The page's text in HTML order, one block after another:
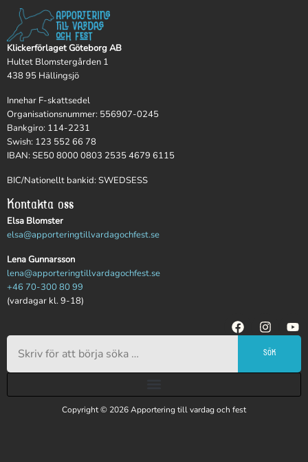
Klickerförlaget Göteborg AB
Hultet Blomstergården 1
438 95 Hällingsjö
Innehar F-skattsedel
Organisationsnummer: 556907-0245
Bankgiro: 114-2231
Swish: 123 552 66 78
IBAN: SE50 8000 0803 2535 4679 6115
BIC/Nationellt bankid: SWEDSESS
Kontakta oss
Elsa Blomster
elsa@apporteringtillvardagochfest.se
Lena Gunnarsson
lena@apporteringtillvardagochfest.se
+46 70-300 80 99
(vardagar kl. 9-18)
SÖK
Copyright © 2026 Apportering till vardag och fest